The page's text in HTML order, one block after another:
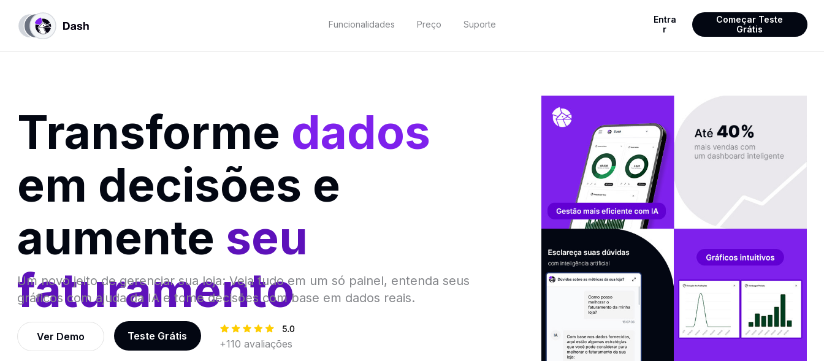
Funcionalidades Preço Suporte
Começar Teste
Grátis
Entra
r
Transforme dados
em decisões e
aumente seu
faturamento
Um novo jeito de gerenciar sua loja: Veja tudo em um só painel, entenda seus
gráficos com ajuda da IA e tome decisões com base em dados reais.
Ver Demo Teste Grátis
+110 avaliações